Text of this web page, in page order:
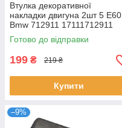
Втулка декоративної
накладки двигуна 2шт 5 E60
Bmw 712911 17111712911
Готово до відправки
199 ₴ 219 ₴
Купити
–9%